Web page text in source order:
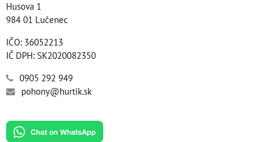
Husova 1
984 01 Lučenec
IČO: 36052213
IČ DPH: SK2020082350
0905 292 949
pohony@hurtik.sk